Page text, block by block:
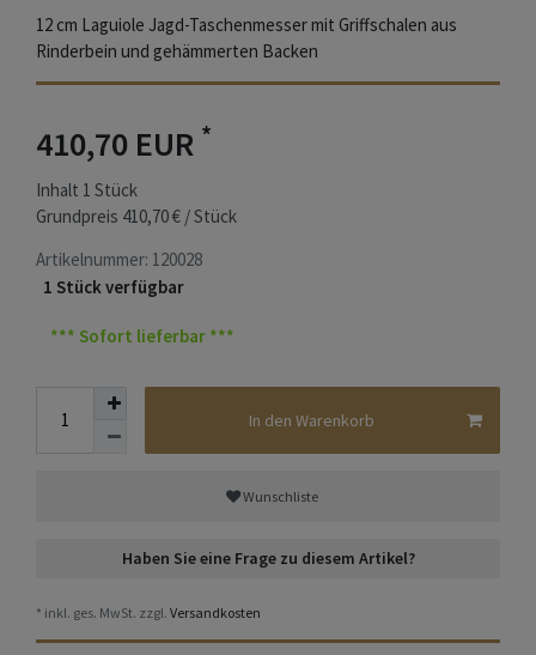
12 cm Laguiole Jagd-Taschenmesser mit Griffschalen aus
Rinderbein und gehämmerten Backen
410,70 EUR *
Inhalt 1 Stück
Grundpreis 410,70 € / Stück
Artikelnummer: 120028
1 Stück verfügbar
*** Sofort lieferbar ***
In den Warenkorb
Wunschliste
Haben Sie eine Frage zu diesem Artikel?
* inkl. ges. MwSt. zzgl. Versandkosten